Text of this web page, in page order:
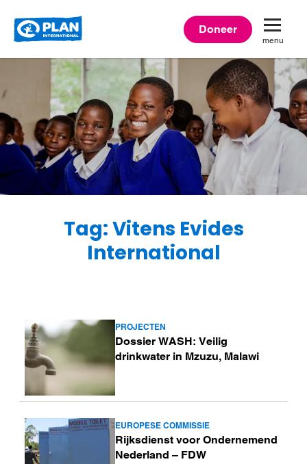
Doneer
menu
Tag: Vitens Evides
International
PROJECTEN
Dossier WASH: Veilig
drinkwater in Mzuzu, Malawi
Lees
meer
EUROPESE COMMISSIE
Rijksdienst voor Ondernemend
Nederland – FDW
Lees
meer